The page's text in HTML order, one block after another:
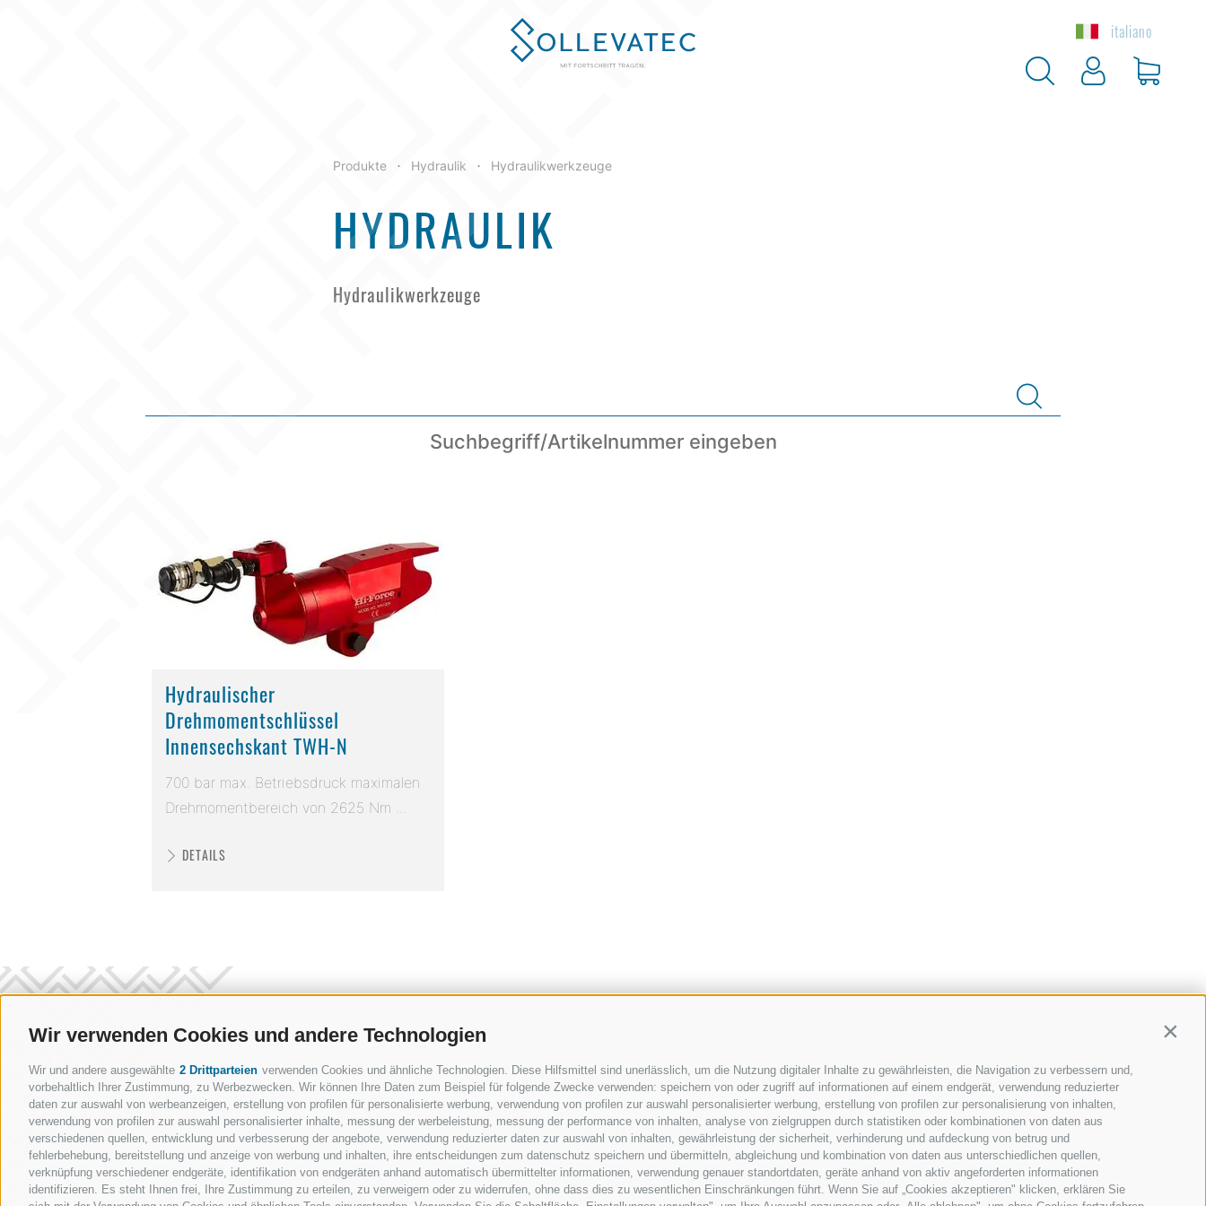
Wir verwenden Cookies und andere Technologien
Wir und andere ausgewählte 2 Drittparteien verwenden Cookies und ähnliche Technologien. Diese Hilfsmittel sind unerlässlich, um die Nutzung digitaler Inhalte zu gewährleisten, die Navigation zu verbessern und,
vorbehaltlich Ihrer Zustimmung, zu Werbezwecken. Wir können Ihre Daten zum Beispiel für folgende Zwecke verwenden: speichern von oder zugriff auf informationen auf einem endgerät, verwendung reduzierter
daten zur auswahl von werbeanzeigen, erstellung von profilen für personalisierte werbung, verwendung von profilen zur auswahl personalisierter werbung, erstellung von profilen zur personalisierung von inhalten,
verwendung von profilen zur auswahl personalisierter inhalte, messung der werbeleistung, messung der performance von inhalten, analyse von zielgruppen durch statistiken oder kombinationen von daten aus
verschiedenen quellen, entwicklung und verbesserung der angebote, verwendung reduzierter daten zur auswahl von inhalten, gewährleistung der sicherheit, verhinderung und aufdeckung von betrug und
fehlerbehebung, bereitstellung und anzeige von werbung und inhalten, ihre entscheidungen zum datenschutz speichern und übermitteln, abgleichung und kombination von daten aus unterschiedlichen quellen,
verknüpfung verschiedener endgeräte, identifikation von endgeräten anhand automatisch übermittelter informationen, verwendung genauer standortdaten, geräte anhand von aktiv angeforderten informationen
identifizieren. Es steht Ihnen frei, Ihre Zustimmung zu erteilen, zu verweigern oder zu widerrufen, ohne dass dies zu wesentlichen Einschränkungen führt. Wenn Sie auf „Cookies akzeptieren" klicken, erklären Sie
italiano
Produkte • Hydraulik • Hydraulikwerkzeuge
HYDRAULIK
Hydraulikwerkzeuge
Suchbegriff/Artikelnummer eingeben
Hydraulischer
Drehmomentschlüssel
Innensechskant TWH-N
700 bar max. Betriebsdruck maximalen
Drehmomentbereich von 2625 Nm ...
DETAILS
Sollevatec GmbH• Industriezone - Förche 20 • 39040Schabs(BZ)
T:+39 0472268370 info@sollevatec.it